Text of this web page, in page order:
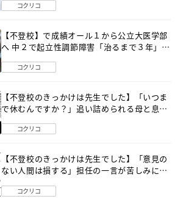
コクリコ
【不登校】で成績オール１から公立大医学部
へ 中２で起立性調節障害「治るまで３年」の
コクリコ
【不登校のきっかけは先生でした】「いつま
で休むんですか？」追い詰められる母と息子
コクリコ
【不登校のきっかけは先生でした】「意見の
ない人間は損する」担任の一言が苦しみに…
コクリコ